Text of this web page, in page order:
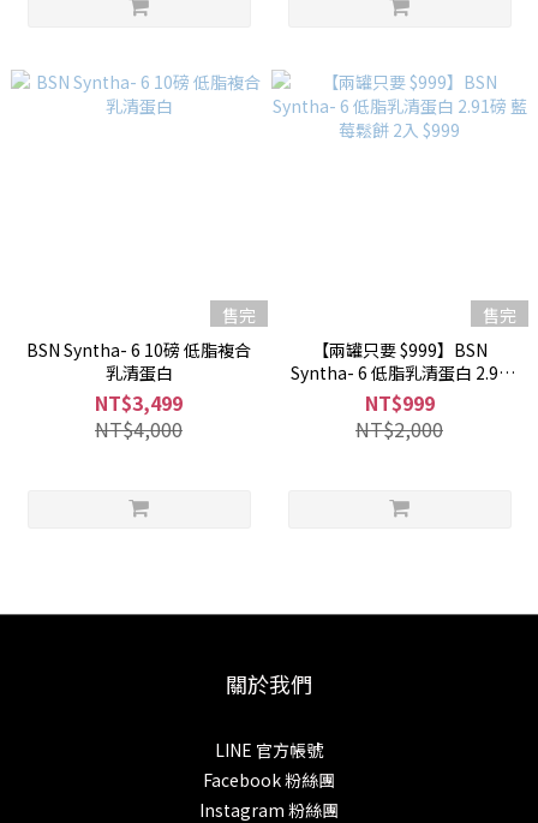
售完
BSN Syntha- 6 10磅 低脂複合
乳清蛋白
NT$3,499
NT$4,000
售完
【兩罐只要 $999】BSN
Syntha- 6 低脂乳清蛋白 2.91
磅 藍莓鬆餅 2入 $999
NT$999
NT$2,000
關於我們
LINE 官方帳號
Facebook 粉絲團
Instagram 粉絲團